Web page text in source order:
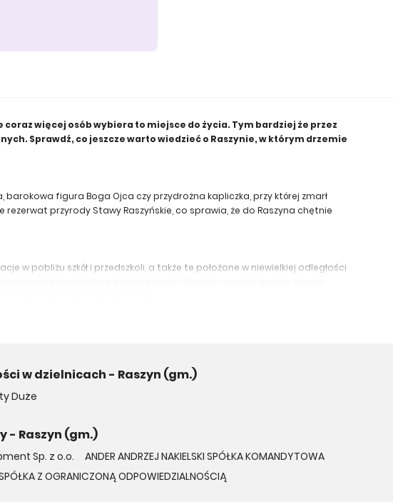
więcej osób wybiera to miejsce do życia. Tym bardziej że przez
Sprawdź, co jeszcze warto wiedzieć o Raszynie, w którym drzemie
figura Boga Ojca czy przydrożna kapliczka, przy której zmarł
przyrody Stawy Raszyńskie, co sprawia, że do Raszyna chętnie
w pobliżu szkół i przedszkoli, a także te położone w niewielkiej odległości
jednorodzinnych, które zostały położone w bliskim sąsiedztwie
m² wynoszą ok. 6-7 tys. złotych. Czy ceny nowych inwestycji
Warszawy.
w dzielnicach - Raszyn (gm.)
Duże
- Raszyn (gm.)
Sp. z o.o.
ANDER ANDRZEJ NAKIELSKI SPÓŁKA KOMANDYTOWA
Z OGRANICZONĄ ODPOWIEDZIALNOŚCIĄ